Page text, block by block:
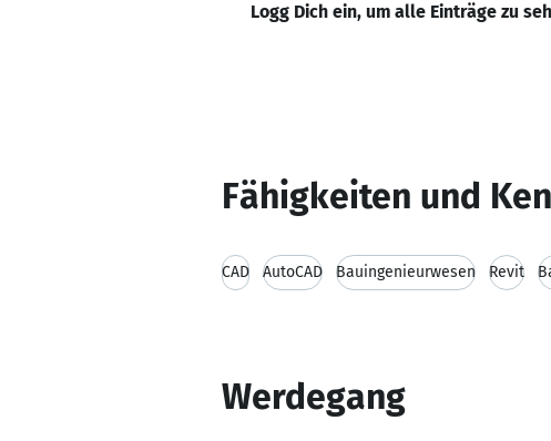
Logg Dich ein, um alle Einträge zu
Fähigkeiten und
CAD AutoCAD Bauingenieurwesen Revit
Werdegang